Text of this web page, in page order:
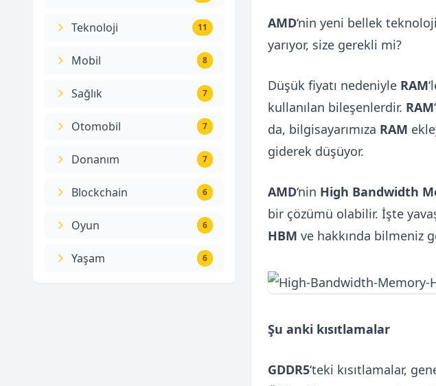
Teknoloji 11
Mobil 8
Sağlık 7
Otomobil 7
Donanım 7
Blockchain 6
Oyun 6
Yaşam 6
AMD‘nin yeni bellek
yarıyor, size gerekli mi?
Düşük fiyatı nedeniyle RAM
kullanılan bileşenlerdir. RAM
da, bilgisayarımıza RAM
giderek düşüyor.
AMD‘nin High Bandwidth
bir çözümü olabilir. İşte
HBM ve hakkında bilmeniz
Şu anki kısıtlamalar
GDDR5‘teki kısıtlamalar,